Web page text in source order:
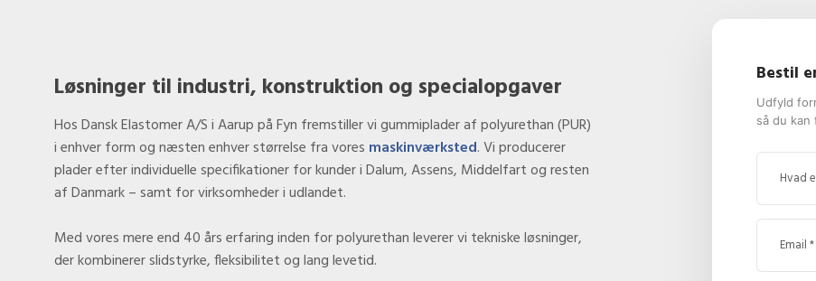
Løsninger til industri, konstruktion og specialopgaver
​Hos Dansk Elastomer A/S i Aarup på Fyn fremstiller vi gummiplader af polyurethan (PUR)
i enhver form og næsten enhver størrelse fra vores maskinværksted. Vi producerer
plader efter individuelle specifikationer for kunder i Dalum, Assens, Middelfart og resten
af Danmark – samt for virksomheder i udlandet.
Med vores mere end 40 års erfaring inden for polyurethan leverer vi tekniske løsninger,
der kombinerer slidstyrke, fleksibilitet og lang levetid.
Bestil
Udfyld
så du